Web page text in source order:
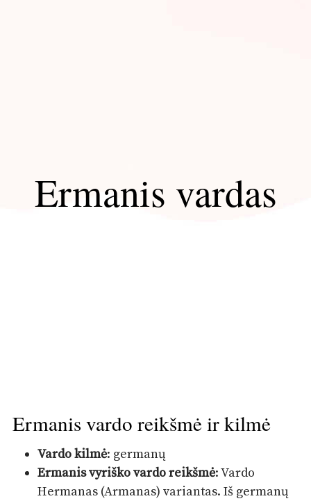
Ermanis vardas
Ermanis vardo reikšmė ir kilmė
Vardo kilmė: germanų
Ermanis vyriško vardo reikšmė: Vardo
Hermanas (Armanas) variantas. Iš germanų